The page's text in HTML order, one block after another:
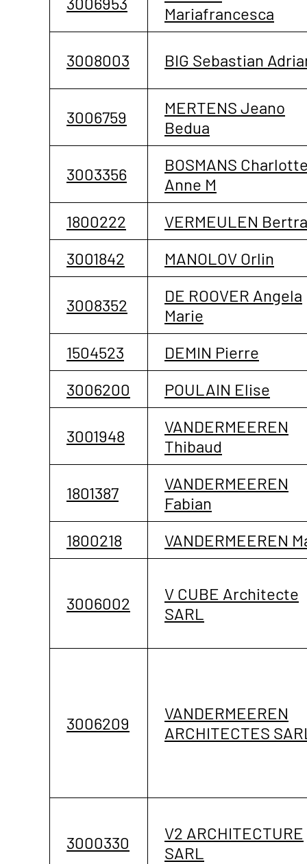
Mariafrancesca
3008003 BIG Sebastian
3006759
MERTENS Jeano
Bedua
3003356
BOSMANS
Anne M
1800222
VERMEULEN
3001842
MANOLOV Orlin
3008352
DE ROOVER Angela
Marie
1504523
DEMIN Pierre
3006200
POULAIN Elise
3001948
VANDERMEEREN
Thibaud
1801387
VANDERMEEREN
Fabian
1800218
VANDERMEEREN
3006002
V CUBE Architecte
SARL
3006209
VANDERMEEREN
ARCHITECTES
3000330
V2 ARCHITECTURE
SARL